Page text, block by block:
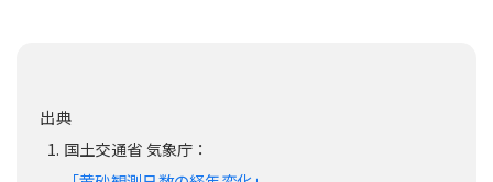
国土交通省 気象庁：